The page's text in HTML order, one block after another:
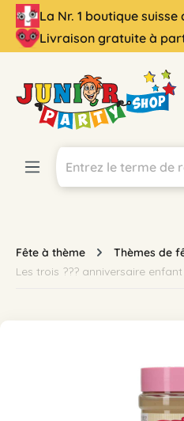
principal
La Nr. 1 boutique
Livraison gratuite à
Fête à thème
Thèmes de
Les trois ??? anniversaire enfant